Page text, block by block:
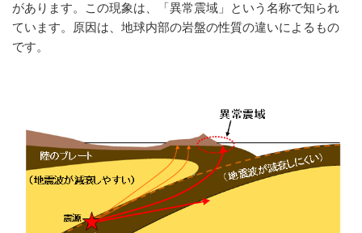
があります。この現象は、「異常震域」という名称で知られ
ています。原因は、地球内部の岩盤の性質の違いによるもの
です。